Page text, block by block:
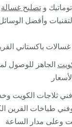
وتصليح غسالة
وأفضل
باكستاني
الجاهز للوصول
ثلاجات الكويت
طباخات القرين
وعلى مدار الساعة